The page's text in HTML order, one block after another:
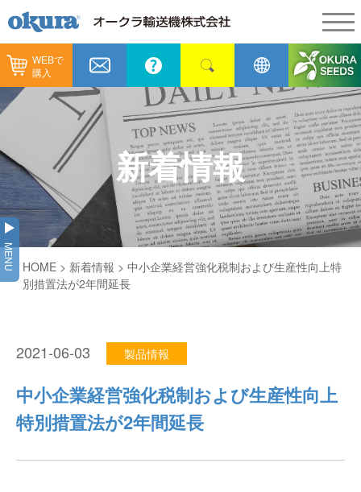
WEBで
購入
製品情報
製品情報
コンベヤ機器
コンベヤ機器を探す
用途から探す
コンベヤ機器の技術情報
GTPシステム
仕分けシステム
ピッキングシステム
納入事例
納入事例
全業種
製造
物流
通販
食品
メンテナンス
カタログ／CAD
会社情報
会社情報
企業理念
会社概要
事業所一覧
採用情報
オークラミュージアム
新着情報
新着情報
MENU HOME > 新着情報 > 中小企業経営強化税制および生産性向上特
別措置法が2年間延長
2021-06-03 製品情報
中小企業経営強化税制および生産性向上
特別措置法が2年間延長